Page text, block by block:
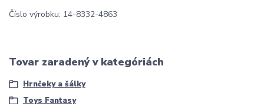
Číslo výrobku: 14-8332-4863
Tovar zaradený v kategóriách
Hrnčeky a šálky
Toys Fantasy